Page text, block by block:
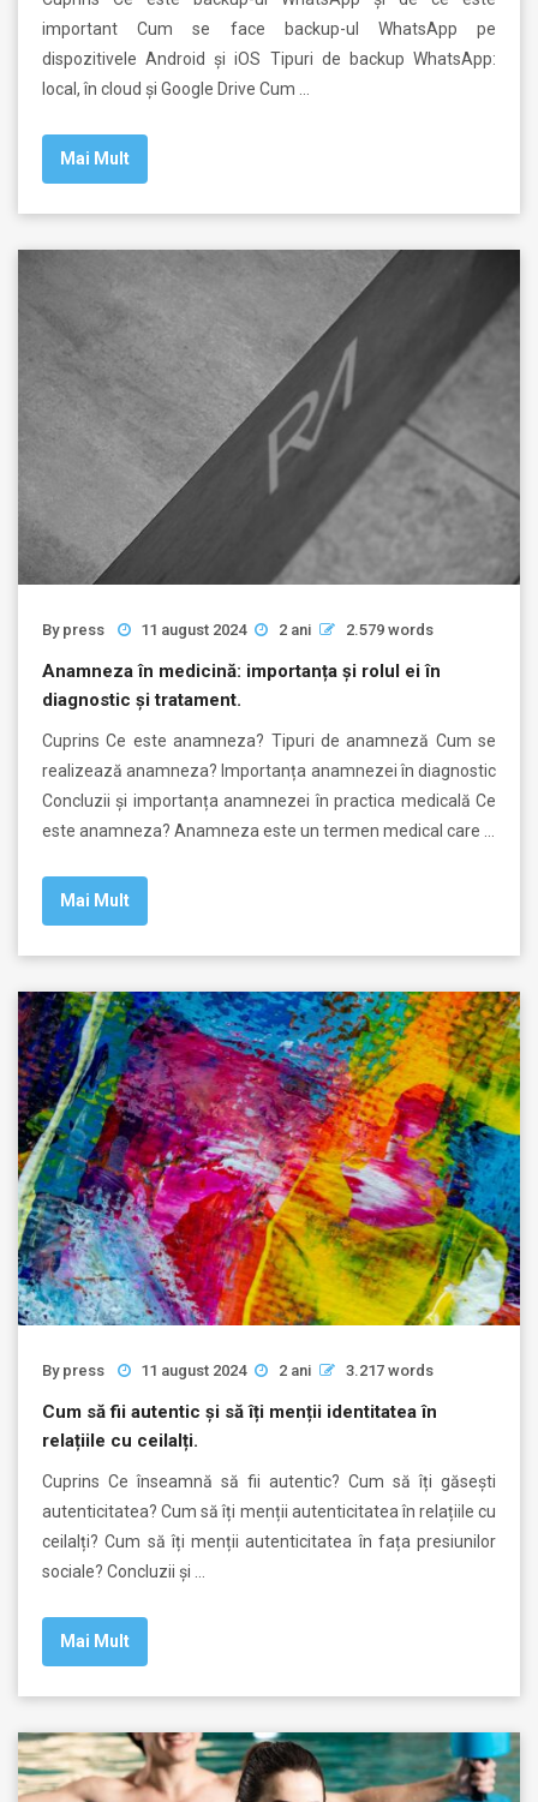
important Cum se face backup-ul WhatsApp pe
dispozitivele Android și iOS Tipuri de backup WhatsApp:
local, în cloud și Google Drive Cum …
Mai Mult
By press 11 august 2024 2 ani 2.579 words
Anamneza în medicină: importanța și rolul ei în
diagnostic și tratament.
Cuprins Ce este anamneza? Tipuri de anamneză Cum se
realizează anamneza? Importanța anamnezei în diagnostic
Concluzii și importanța anamnezei în practica medicală Ce
este anamneza? Anamneza este un termen medical care …
Mai Mult
By press 11 august 2024 2 ani 3.217 words
Cum să fii autentic și să îți menții identitatea în
relațiile cu ceilalți.
Cuprins Ce înseamnă să fii autentic? Cum să îți găsești
autenticitatea? Cum să îți menții autenticitatea în relațiile cu
ceilalți? Cum să îți menții autenticitatea în fața presiunilor
sociale? Concluzii și …
Mai Mult